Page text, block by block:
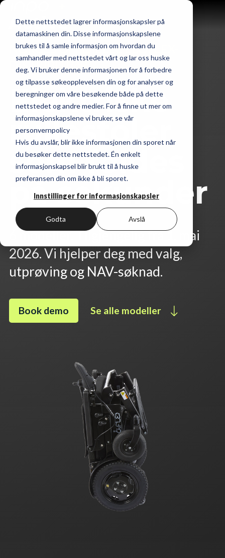
Dette nettstedet lagrer informasjonskapsler på
datamaskinen din. Disse informasjonskapslene
brukes til å samle informasjon om hvordan du
samhandler med nettstedet vårt og lar oss huske
deg. Vi bruker denne informasjonen for å forbedre
og tilpasse søkeopplevelsen din og for analyser og
beregninger om våre besøkende både på dette
nettstedet og andre medier. For å finne ut mer om
informasjonskapslene vi bruker, se vår
personvernpolicy
Hvis du avslår, blir ikke informasjonen din sporet når
du besøker dette nettstedet. Én enkelt
informasjonskapsel blir brukt til å huske
preferansen din om ikke å bli sporet.
Innstillinger for informasjonskapsler
Godta Avslå
NORGES OFFISIELLE ELOFLEX-
DISTRIBUTØR
Elektriske
rullestoler
som foldes
på sekunder
6 modeller. Tilgjengelig fra 1. mai
2026. Vi hjelper deg med valg,
utprøving og NAV-søknad.
Book demo Se alle modeller